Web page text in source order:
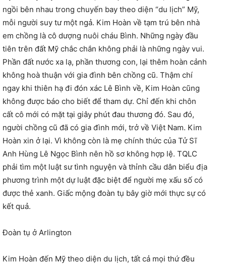
ngồi bên nhau trong chuyến bay theo diện “du lịch” Mỹ,
mỗi người suy tư một ngả. Kim Hoàn về tạm trú bên nhà
em chồng là cô dượng nuôi cháu Bình. Những ngày đầu
tiên trên đất Mỹ chắc chắn không phải là những ngày vui.
Phần đất nước xa lạ, phần thương con, lại thêm hoàn cảnh
không hoà thuận với gia đình bên chồng cũ. Thậm chí
ngay khi thiên hạ đi đón xác Lê Bình về, Kim Hoàn cũng
không được báo cho biết để tham dự. Chỉ đến khi chôn
cất cô mới có mặt tại giây phút đau thương đó. Sau đó,
người chồng cũ đã có gia đình mới, trở về Việt Nam. Kim
Hoàn xin ở lại. Vì không còn là mẹ chính thức của Tử Sĩ
Anh Hùng Lê Ngọc Bình nên hồ sơ không hợp lệ. TQLC
phải tìm một luật sư tình nguyện và thỉnh cầu dân biểu địa
phương trình một dự luật đặc biệt để người mẹ xấu số có
được thẻ xanh. Giấc mộng đoàn tụ bây giờ mới thực sự có
kết quả.
Đoàn tụ ở Arlington
Kim Hoàn đến Mỹ theo diện du lịch, tất cả mọi thứ đều